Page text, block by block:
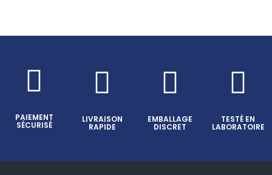
PAIEMENT
SÉCURISÉ
LIVRAISON
RAPIDE
EMBALLAGE
DISCRET
TESTÉ EN
LABORATOIRE